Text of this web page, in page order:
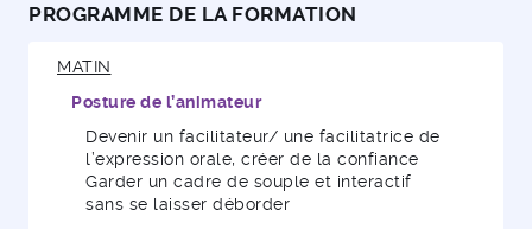
PROGRAMME DE LA FORMATION
MATIN
Posture de l’animateur
Devenir un facilitateur/ une facilitatrice de
l’expression orale, créer de la confiance
Garder un cadre de souple et interactif
sans se laisser déborder